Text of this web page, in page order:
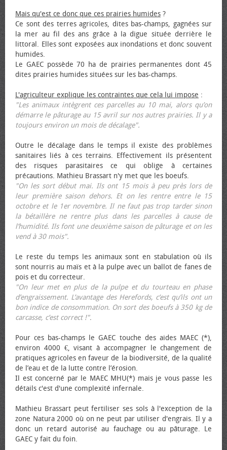
Mais qu'est ce donc que ces prairies humides ?
Ce sont des terres agricoles, dites bas-champs, gagnées sur
la mer au fil des ans grâce à la digue située derrière le
littoral. Elles sont exposées aux inondations et donc souvent
humides.
Le GAEC possède 70 ha de prairies permanentes dont 45
dites prairies humides situées sur les bas-champs.
L'agriculteur explique les contraintes que cela lui impose :
"Les animaux intègrent ces parcelles au 10 mai, alors qu’on
démarre le pâturage au 15 avril sur nos autres prairies. Il y a
toujours environ un mois de décalage".
Outre le décalage dans le temps il existe des problèmes
sanitaires liés à ces terrains. Effectivement ils présentent
des risques parasitaires ce qui oblige à certaines
précautions. Mathieu Brassart n'y met que les bœufs.
"On les sort début mai. Ils ont 15 mois à peu près lors de
leur première saison dehors. Et on les rentre entre le 15
octobre et le 1er novembre. Il ne faut pas trop tarder sinon
la bétaillère ne rentre plus dans les parcelles à cause de
l’humidité. Ils font une deuxième saison de pâturage et on les
vend à 30 mois".
Le reste du temps les animaux sont en stabulation où ils
sont nourris au maïs et à la pulpe avec un ballot de fanes de
pois et du correcteur.
"On leur met en plus de la pulpe et du tourteau en phase
d’engraissement. L’avantage des Herefords, c’est qu’ils ont un
bon indice de consommation. On sort des bœufs à 350 kg de
carcasse, c’est correct !".
Pour ces bas-champs le GAEC touche des aides MAEC (*),
environ 4000 €, visant à accompagner le changement de
pratiques agricoles en faveur de la biodiversité, de la qualité
de l’eau et de la lutte contre l’érosion.
Il est concerné par le MAEC MHU(*) mais je vous passe les
détails c'est d'une complexité infernale.
Mathieu Brassart peut fertiliser ses sols à l'exception de la
zone Natura 2000 où on ne peut par utiliser d'engrais. Il y a
donc un retard autorisé au fauchage ou au pâturage. Le
GAEC y fait du foin.